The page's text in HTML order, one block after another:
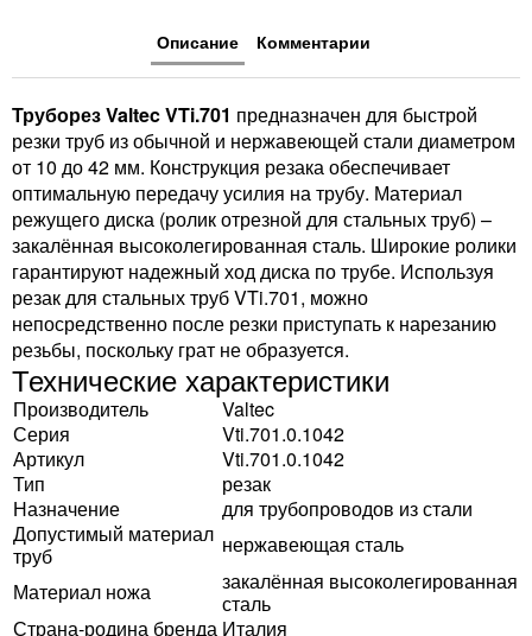
Описание Комментарии
Труборез Valtec VTi.701 предназначен для быстрой
резки труб из обычной и нержавеющей стали диаметром
от 10 до 42 мм. Конструкция резака обеспечивает
оптимальную передачу усилия на трубу. Материал
режущего диска (ролик отрезной для стальных труб) –
закалённая высоколегированная сталь. Широкие ролики
гарантируют надежный ход диска по трубе. Используя
резак для стальных труб VTi.701, можно
непосредственно после резки приступать к нарезанию
резьбы, поскольку грат не образуется.
Технические характеристики
Производитель
Valtec
Серия
Vti.701.0.1042
Артикул
Vti.701.0.1042
Тип
резак
Назначение
для трубопроводов из стали
Допустимый материал
труб
нержавеющая сталь
Материал ножа
закалённая высоколегированная
сталь
Страна-родина бренда Италия